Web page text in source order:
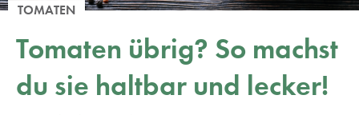
TOMATEN
Tomaten übrig? So machst
du sie haltbar und lecker!